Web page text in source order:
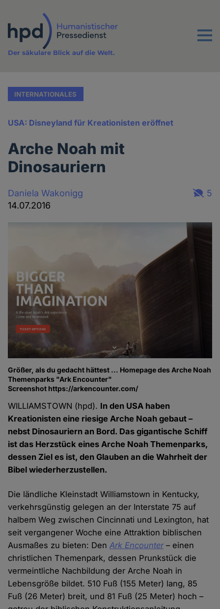
Inhalt
Menu
Der säkulare Blick auf die Welt.
INTERNATIONALES
USA: Disneyland für Kreationisten eröffnet
Arche Noah mit
Dinosauriern
Daniela Wakonigg
14.07.2016
5
Größer, als du gedacht hättest ... Homepage des Arche Noah
Themenparks "Ark Encounter"
Screenshot https://arkencounter.com/
WILLIAMSTOWN (hpd). In den USA haben
Kreationisten eine riesige Arche Noah gebaut –
nebst Dinosauriern an Bord. Das gigantische Schiff
ist das Herzstück eines Arche Noah Themenparks,
dessen Ziel es ist, den Glauben an die Wahrheit der
Bibel wiederherzustellen.
Die ländliche Kleinstadt Williamstown in Kentucky,
verkehrsgünstig gelegen an der Interstate 75 auf
halbem Weg zwischen Cincinnati und Lexington, hat
seit vergangener Woche eine Attraktion biblischen
Ausmaßes zu bieten: DenArk Encounter– einen
christlichen Themenpark, dessen Prunkstück die
vermeintliche Nachbildung der Arche Noah in
Lebensgröße bildet. 510 Fuß (155 Meter) lang, 85
Fuß (26 Meter) breit, und 81 Fuß (25 Meter) hoch –